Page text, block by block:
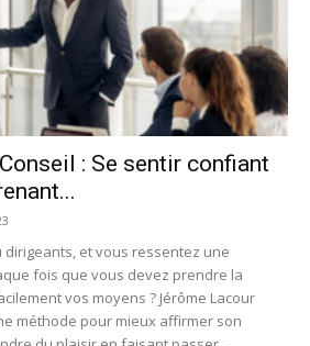
: Se sentir confiant
et vous ressentez une
fois que vous devez prendre la
vos moyens ? Jérôme Lacour
méthode pour mieux affirmer son